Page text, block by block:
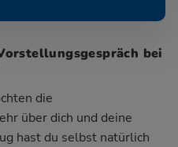
bei
die
über dich und deine
hast du selbst natürlich